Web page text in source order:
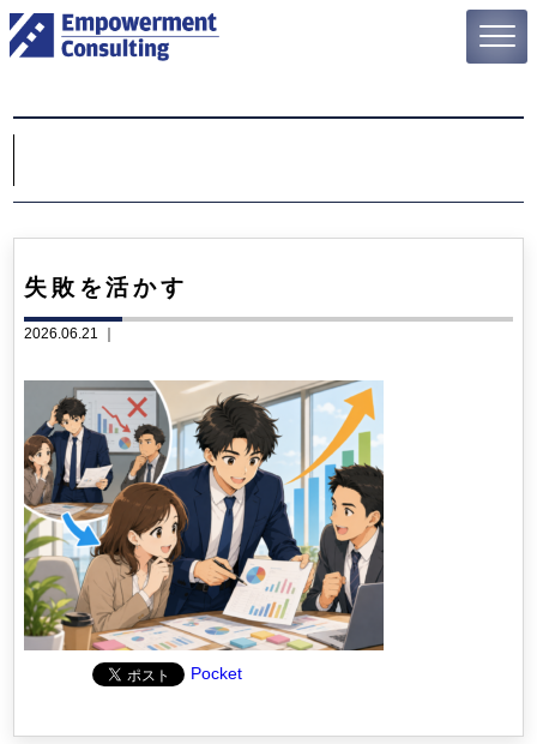
失敗を活かす
2026.06.21 ｜
Pocket